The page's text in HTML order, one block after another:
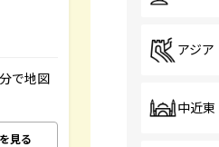
で地図
見る
アジア
中近東